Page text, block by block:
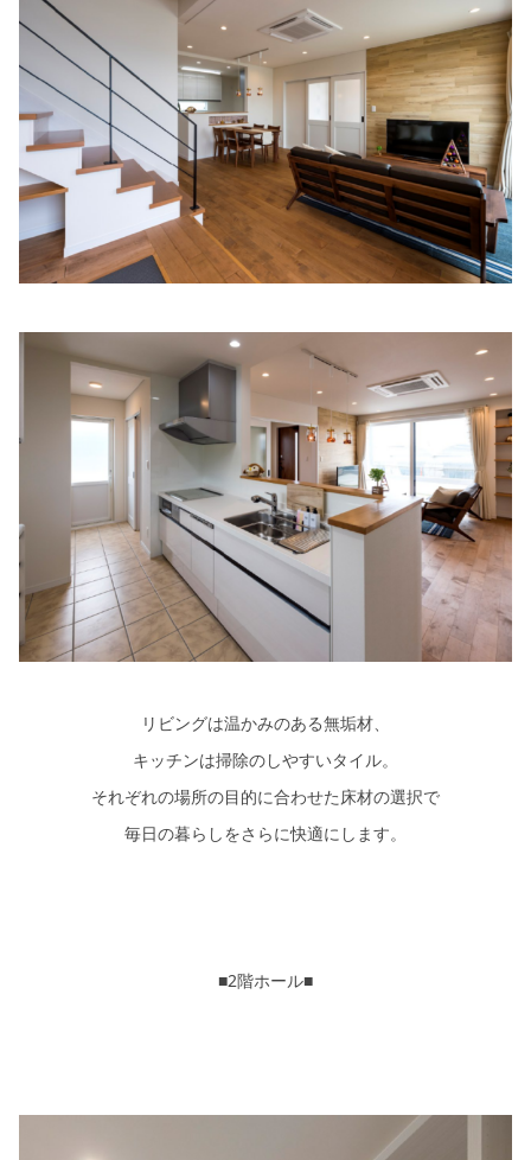
リビングは温かみのある無垢材、
キッチンは掃除のしやすいタイル。
それぞれの場所の目的に合わせた床材の選択で
毎日の暮らしをさらに快適にします。
■2階ホール■